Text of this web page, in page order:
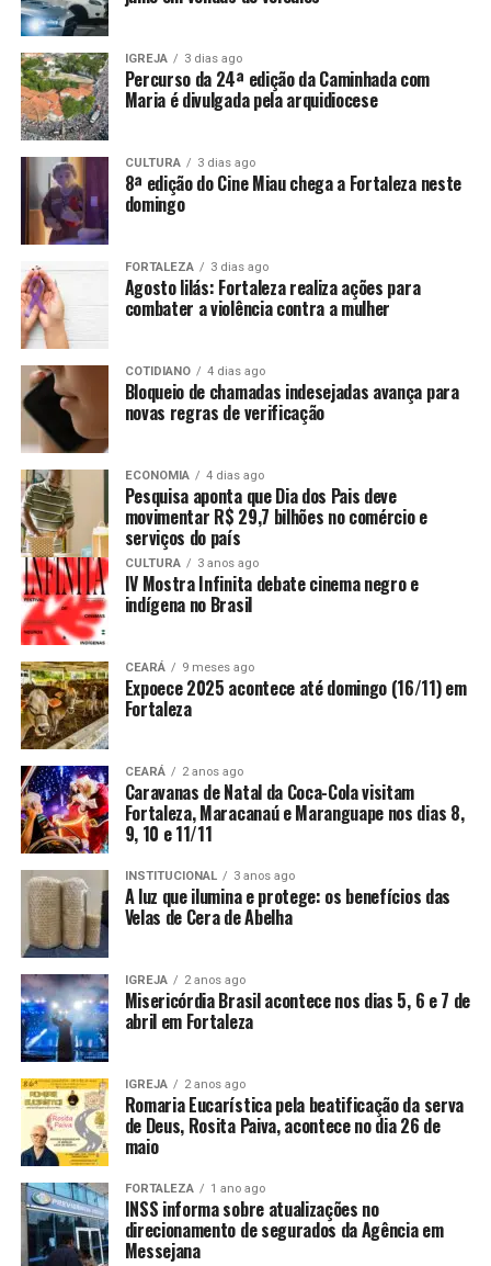
IGREJA 3 dias ago
Percurso da 24ª edição da Caminhada com
Maria é divulgada pela arquidiocese
CULTURA 3 dias ago
8ª edição do Cine Miau chega a Fortaleza neste
domingo
FORTALEZA 3 dias ago
Agosto lilás: Fortaleza realiza ações para
combater a violência contra a mulher
COTIDIANO 4 dias ago
Bloqueio de chamadas indesejadas avança para
novas regras de verificação
ECONOMIA 4 dias ago
Pesquisa aponta que Dia dos Pais deve
movimentar R$ 29,7 bilhões no comércio e
serviços do país
CULTURA 3 anos ago
IV Mostra Infinita debate cinema negro e
indígena no Brasil
CEARÁ 9 meses ago
Expoece 2025 acontece até domingo (16/11) em
Fortaleza
CEARÁ 2 anos ago
Caravanas de Natal da Coca-Cola visitam
Fortaleza, Maracanaú e Maranguape nos dias 8,
9, 10 e 11/11
INSTITUCIONAL 3 anos ago
A luz que ilumina e protege: os benefícios das
Velas de Cera de Abelha
IGREJA 2 anos ago
Misericórdia Brasil acontece nos dias 5, 6 e 7 de
abril em Fortaleza
IGREJA 2 anos ago
Romaria Eucarística pela beatificação da serva
de Deus, Rosita Paiva, acontece no dia 26 de
maio
FORTALEZA 1 ano ago
INSS informa sobre atualizações no
direcionamento de segurados da Agência em
Messejana